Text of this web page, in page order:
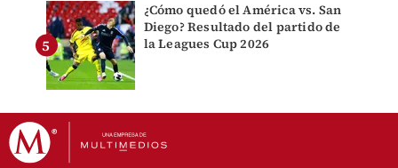
¿Cómo quedó el América vs. San
Diego? Resultado del partido de
la Leagues Cup 2026